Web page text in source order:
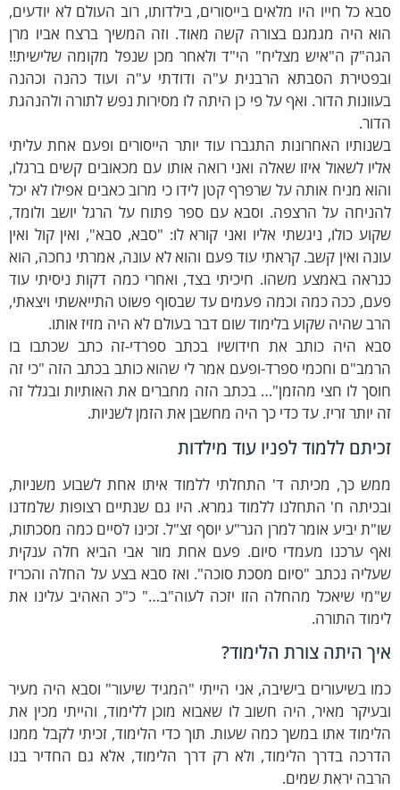
כל חייו היו מלאים בייסורים, בילדותו, רוב העולם לא יודעים,
היה מגמגם בצורה קשה מאוד. וזה המשיך ברצח אביו מרן
ה"איש מצליח" הי"ד ולאחר מכן שנפל מקומה שלישית!!
הסבתא הרבנית ע"ה ודודתי ע"ה ועוד כהנה וכהנה
הדור. ואף על פי כן היתה לו מסירות נפש לתורה ולהנהגת
האחרונות התגברו עוד יותר הייסורים ופעם אחת עליתי
לשאול איזו שאלה ואני רואה אותו עם מכאובים קשים ברגלו,
מניח אותה על שרפרף קטן לידו כי מרוב כאבים אפילו לא יכל
על הרצפה. וסבא עם ספר פתוח על הרגל יושב ולומד,
כולו, ניגשתי אליו ואני קורא לו: "סבא, סבא", ואין קול ואין
ואין קשב. קראתי עוד פעם והוא לא עונה, אמרתי נחכה, הוא
באמצע משהו. חיכיתי בצד, ואחרי כמה דקות ניסיתי עוד
ככה כמה וכמה פעמים עד שבסוף פשוט התייאשתי ויצאתי,
שהיה שקוע בלימוד שום דבר בעולם לא היה מזיז אותו.
היה כותב את חידושיו בכתב ספרדי-זה כתב שכתבו בו
וחכמי ספרד-ופעם אמר לי שהוא כותב בכתב הזה "כי זה
לו חצי מהזמן"… בכתב הזה מחברים את האותיות ובגלל זה
יותר זריז. עד כדי כך היה מחשבן את הזמן לשניות.
ללמוד לפניו עוד מילדות
כך, מכיתה ד' התחלתי ללמוד איתו אחת לשבוע משניות,
ח' התחלנו ללמוד גמרא. היו גם שנתיים רצופות שלמדנו
יביע אומר למרן הגר"ע יוסף זצ"ל. זכינו לסיים כמה מסכתות,
ערכנו מעמדי סיום. פעם אחת מור אבי הביא חלה ענקית
נכתב "סיום מסכת סוכה". ואז סבא בצע על החלה והכריז
שיאכל מהחלה הזו יזכה לעוה"ב…" כ"כ האהיב עלינו את
התורה.
היתה צורת הלימוד?
בשיעורים בישיבה, אני הייתי "המגיד שיעור" וסבא היה מעיר
מאיר, היה חשוב לו שאבוא מוכן ללימוד, והייתי מכין את
אתו במשך כמה שעות. תוך כדי הלימוד, זכיתי לקבל ממנו
בדרך הלימוד, ולא רק דרך הלימוד, אלא גם החדיר בנו
יראת שמים.